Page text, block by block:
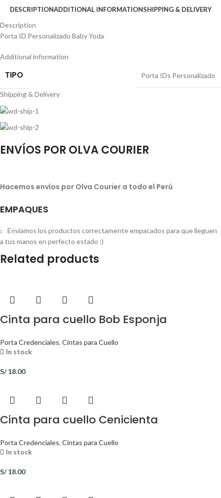
DESCRIPTIONADDITIONAL INFORMATIONSHIPPING & DELIVERY
Description
Porta ID Personalizado Baby Yoda
Additional information
TIPO Porta IDs Personalizado
Shipping & Delivery
ENVÍOS POR OLVA COURIER
Hacemos envíos por Olva Courier a todo el Perú
EMPAQUES
Enviamos los productos correctamente empacados para que lleguen
a tus manos en perfecto estado :)
Related products
Cinta para cuello Bob Esponja
Porta Credenciales, Cintas para Cuello
In stock
S/18.00
Cinta para cuello Cenicienta
Porta Credenciales, Cintas para Cuello
In stock
S/18.00